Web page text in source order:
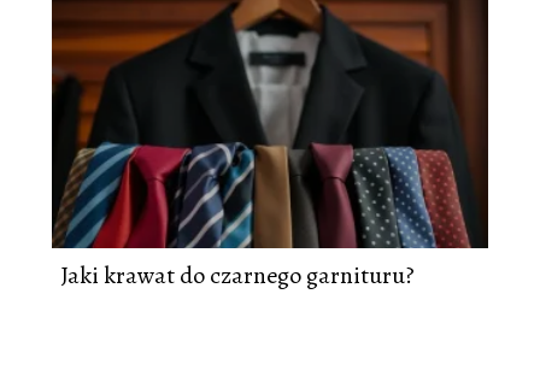
Jaki krawat do czarnego garnituru?